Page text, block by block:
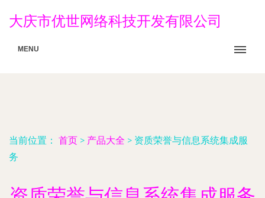
大庆市优世网络科技开发有限公司
MENU
当前位置： 首页 > 产品大全 > 资质荣誉与信息系统集成服
务